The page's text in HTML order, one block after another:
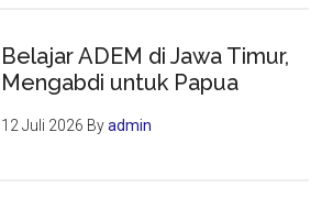
Belajar ADEM di Jawa Timur,
Mengabdi untuk Papua
12 Juli 2026 Byadmin